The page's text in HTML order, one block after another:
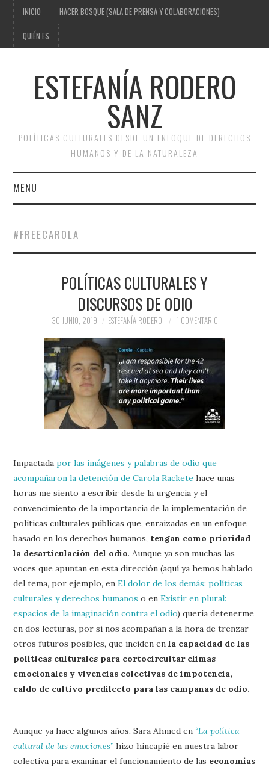
INICIO HACER BOSQUE (SALA DE PRENSA Y COLABORACIONES)
QUIÉN ES
ESTEFANÍA RODERO
SANZ
POLÍTICAS CULTURALES DESDE UN ENFOQUE DE DERECHOS
HUMANOS Y DE LA NATURALEZA
MENU
HACER BOSQUE (SALA DE
PRENSA Y
COLABORACIONES)
QUIÉN ES
#FREECAROLA
POLÍTICAS CULTURALES Y
DISCURSOS DE ODIO
30 JUNIO, 2019 ESTEFANÍA RODERO 1 COMENTARIO
Impactadapor las imágenes y palabras de odio que
acompañaron la detención de Carola Rackete hace unas
horas me siento a escribir desde la urgencia y el
convencimiento de la importancia de la implementación de
políticas culturales públicas que, enraizadas en un enfoque
basado en los derechos humanos, tengan como prioridad
la desarticulación del odio. Aunque ya son muchas las
voces que apuntan en esta dirección (aquí ya hemos hablado
del tema, por ejemplo, enEl dolor de los demás: políticas
culturales y derechos humanos o enExistir en plural:
espacios de la imaginación contra el odio) quería detenerme
en dos lecturas, por si nos acompañan a la hora de trenzar
otros futuros posibles, que inciden enla capacidad de las
políticas culturales para cortocircuitar climas
emocionales y vivencias colectivas de impotencia,
caldo de cultivo predilecto para las campañas de odio.
Aunque ya hace algunos años, Sara Ahmed en “La política
cultural de las emociones” hizo hincapié en nuestra labor
colectiva para examinar el funcionamiento de las economías